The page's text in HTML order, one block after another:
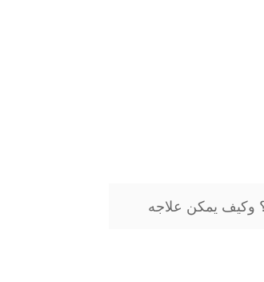
وكيف يمكن علاجه